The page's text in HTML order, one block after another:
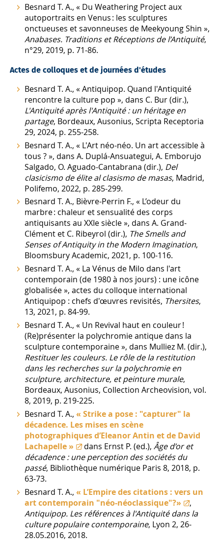
Besnard T. A., « Du Weathering Project aux
autoportraits en Venus : les sculptures
onctueuses et savonneuses de Meekyoung Shin »,
Anabases. Traditions et Réceptions de l’Antiquité,
n°29, 2019, p. 71-86.
Actes de colloques et de journées d'études
Besnard T. A., « Antiquipop. Quand l'Antiquité
rencontre la culture pop », dans C. Bur (dir.),
L'Antiquité après l'Antiquité : un héritage en
partage, Bordeaux, Ausonius, Scripta Receptoria
29, 2024, p. 255-258.
Besnard T. A., « L'Art néo-néo. Un art accessible à
tous ? », dans A. Duplá-Ansuategui, A. Emborujo
Salgado, O. Aguado-Cantabrana (dir.), Del
clasicismo de élite al clasismo de masas, Madrid,
Polifemo, 2022, p. 285-299.
Besnard T. A., Bièvre-Perrin F., « L’odeur du
marbre : chaleur et sensualité des corps
antiquisants au XXIe siècle », dans A. Grand-
Clément et C. Ribeyrol (dir.), The Smells and
Senses of Antiquity in the Modern Imagination,
Bloomsbury Academic, 2021, p. 100-116.
Besnard T. A., « La Vénus de Milo dans l'art
contemporain (de 1980 à nos jours) : une icône
globalisée », actes du colloque international
Antiquipop : chefs d'œuvres revisités, Thersites,
13, 2021, p. 84-99.
Besnard T. A., « Un Revival haut en couleur !
(Re)présenter la polychromie antique dans la
sculpture contemporaine », dans Mulliez M. (dir.),
Restituer les couleurs. Le rôle de la restitution
dans les recherches sur la polychromie en
sculpture, architecture, et peinture murale,
Bordeaux, Ausonius, Collection Archeovision, vol.
8, 2019, p. 219-225.
Besnard T. A., « Strike a pose : "capturer" la
décadence. Les mises en scène
photographiques d’Eleanor Antin et de David
Lachapelle »
dans Ernst P. (ed.), Âge d’or et
décadence : une perception des sociétés du
passé, Bibliothèque numérique Paris 8, 2018, p.
63-73.
Besnard T. A., « L’Empire des citations : vers un
art contemporain "néo-néoclassique"?»
,
Antiquipop. Les références à l'Antiquité dans la
culture populaire contemporaine, Lyon 2, 26-
28.05.2016, 2018.